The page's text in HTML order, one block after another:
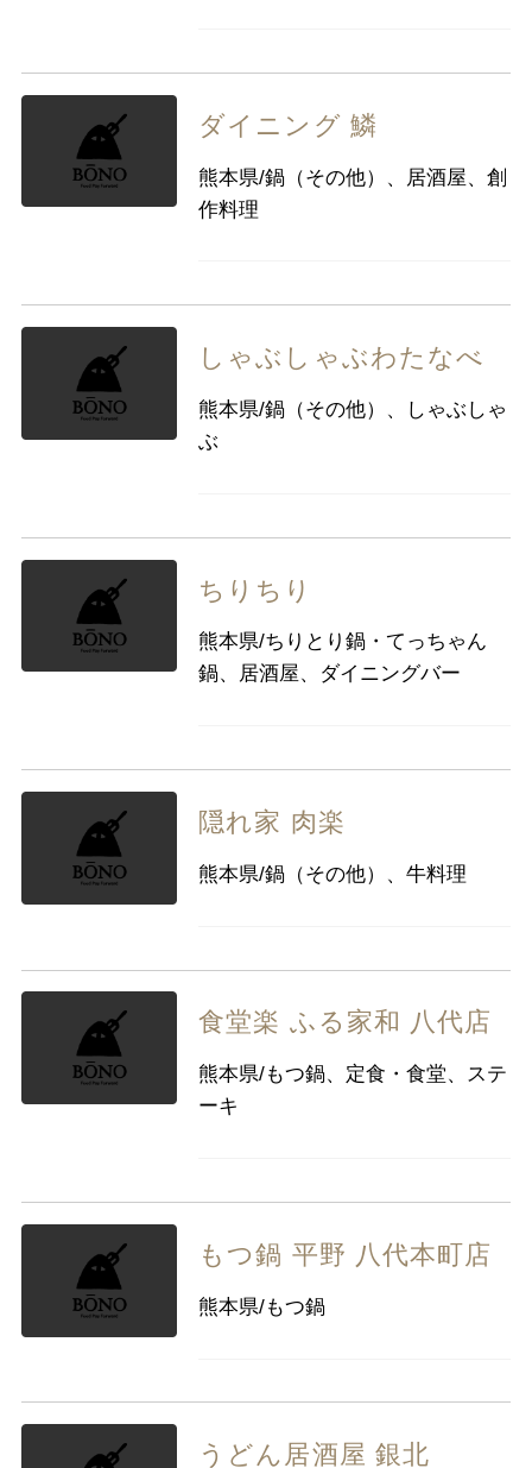
ダイニング 鱗
熊本県/鍋（その他）、居酒屋、創
作料理
しゃぶしゃぶわたなべ
熊本県/鍋（その他）、しゃぶしゃ
ぶ
ちりちり
熊本県/ちりとり鍋・てっちゃん
鍋、居酒屋、ダイニングバー
隠れ家 肉楽
熊本県/鍋（その他）、牛料理
食堂楽 ふる家和 八代店
熊本県/もつ鍋、定食・食堂、ステ
ーキ
もつ鍋 平野 八代本町店
熊本県/もつ鍋
うどん居酒屋 銀北